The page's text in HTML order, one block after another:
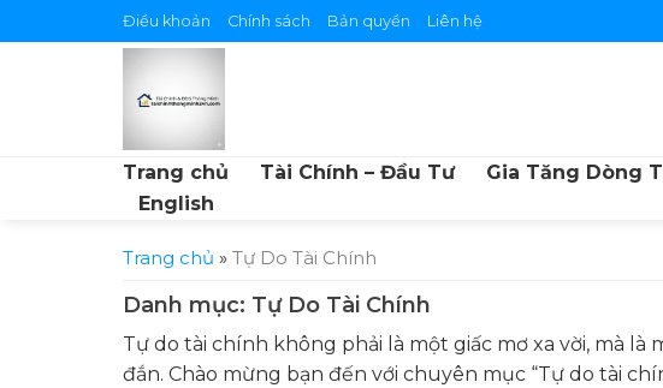
to
Điều khoản Chính sách Bản quyền Liên hệ
Trang chủ Tài Chính – Đầu Tư Gia Tăng Dòng
English
Trang chủ » Tự Do Tài Chính
Danh mục: Tự Do Tài Chính
Tự do tài chính không phải là một giấc mơ xa vời, mà
đắn. Chào mừng bạn đến với chuyên mục “Tự do tài